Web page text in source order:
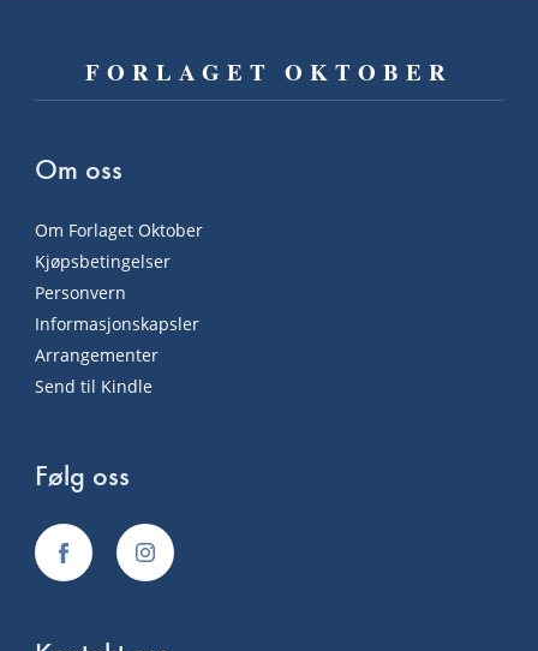
FORLAGET OKTOBER
Om oss
Om Forlaget Oktober
Kjøpsbetingelser
Personvern
Informasjonskapsler
Arrangementer
Send til Kindle
Følg oss